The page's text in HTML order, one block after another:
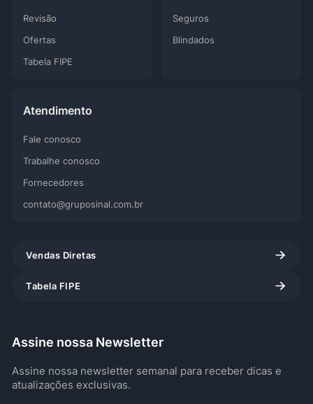
Atendimento
Fale conosco
Trabalhe conosco
Fornecedores
contato@gruposinal.com.br
Seguros
Blindados
Revisão
Ofertas
Tabela FIPE
Vendas Diretas
Tabela FIPE
Assine nossa Newsletter
Assine nossa newsletter semanal para receber dicas e
atualizações exclusivas.